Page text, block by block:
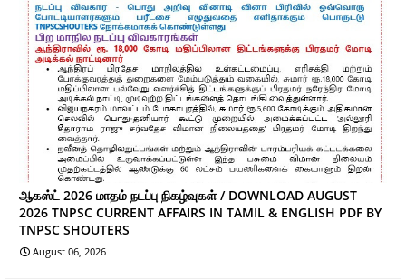
ஆகஸ்ட் 2026 மாதம் நடப்பு நிகழ்வுகள் / DOWNLOAD AUGUST
2026 TNPSC CURRENT AFFAIRS IN TAMIL & ENGLISH PDF BY
TNPSC SHOUTERS
August 06, 2026